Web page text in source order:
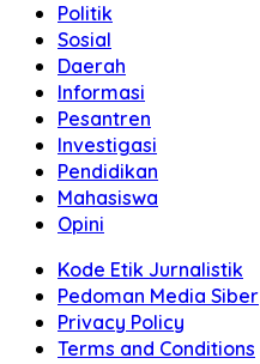
Politik
Sosial
Daerah
Informasi
Pesantren
Investigasi
Pendidikan
Mahasiswa
Opini
Kode Etik Jurnalistik
Pedoman Media Siber
Privacy Policy
Terms and Conditions